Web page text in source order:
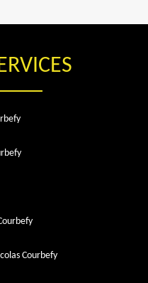
Courbefy